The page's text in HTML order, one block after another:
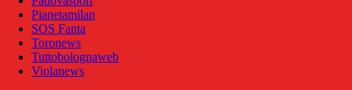
Pianetamilan
SOS Fanta
Toronews
Tuttobolognaweb
Violanews